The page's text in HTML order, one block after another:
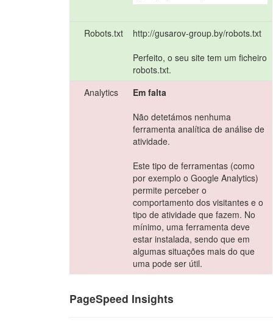
Robots.txt
http://gusarov-group.by/robots.txt
Perfeito, o seu site tem um ficheiro
robots.txt.
Analytics
Em falta
Não detetámos nenhuma
ferramenta analítica de análise de
atividade.
Este tipo de ferramentas (como
por exemplo o Google Analytics)
permite perceber o
comportamento dos visitantes e o
tipo de atividade que fazem. No
mínimo, uma ferramenta deve
estar instalada, sendo que em
algumas situações mais do que
uma pode ser útil.
PageSpeed Insights